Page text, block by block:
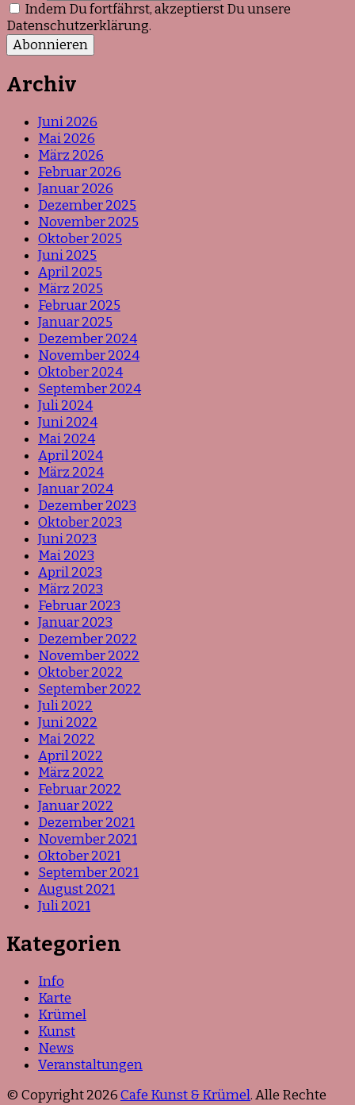
Indem Du fortfährst, akzeptierst Du unsere
Datenschutzerklärung.
Archiv
Juni 2026
Mai 2026
März 2026
Februar 2026
Januar 2026
Dezember 2025
November 2025
Oktober 2025
Juni 2025
April 2025
März 2025
Februar 2025
Januar 2025
Dezember 2024
November 2024
Oktober 2024
September 2024
Juli 2024
Juni 2024
Mai 2024
April 2024
März 2024
Januar 2024
Dezember 2023
Oktober 2023
Juni 2023
Mai 2023
April 2023
März 2023
Februar 2023
Januar 2023
Dezember 2022
November 2022
Oktober 2022
September 2022
Juli 2022
Juni 2022
Mai 2022
April 2022
März 2022
Februar 2022
Januar 2022
Dezember 2021
November 2021
Oktober 2021
September 2021
August 2021
Juli 2021
Kategorien
Info
Karte
Krümel
Kunst
News
Veranstaltungen
© Copyright 2026Cafe Kunst & Krümel. Alle Rechte